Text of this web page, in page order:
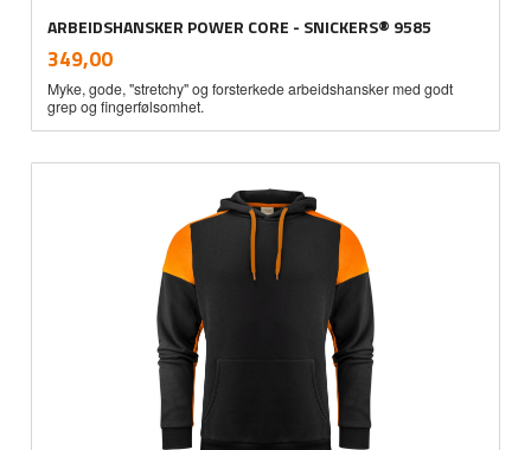
ARBEIDSHANSKER POWER CORE - SNICKERS® 9585
Pris
349,00mva.
Myke, gode, "stretchy" og forsterkede arbeidshansker med godt
grep og fingerfølsomhet.